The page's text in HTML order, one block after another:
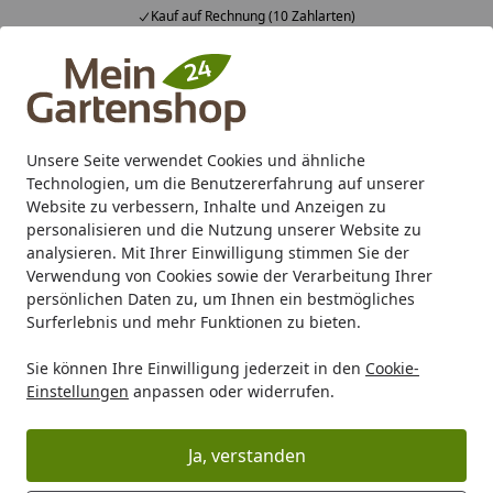
Unsere Seite verwendet Cookies und ähnliche
Technologien, um die Benutzererfahrung auf unserer
Website zu verbessern, Inhalte und Anzeigen zu
personalisieren und die Nutzung unserer Website zu
analysieren. Mit Ihrer Einwilligung stimmen Sie der
Verwendung von Cookies sowie der Verarbeitung Ihrer
persönlichen Daten zu, um Ihnen ein bestmögliches
Surferlebnis und mehr Funktionen zu bieten.
Sie können Ihre Einwilligung jederzeit in den Cookie-
Einstellungen anpassen oder widerrufen.
Ja, verstanden
Kauf auf Rechnung (10 Zahlarten)
Alle Produkte
Mein Konto
Suchen
Karibu Pools inkl. gratis Sandfilteranlage & Pool-
Starterset (Gesamtwert bis 468,99€)
Startseite
Freizeit Swimming Pool Zubehör für Pools Poolfolien
Poolfolien/Schwimmbadinnenhülle
n für Karibu Pools